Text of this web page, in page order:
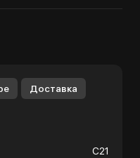
Доставка
С21